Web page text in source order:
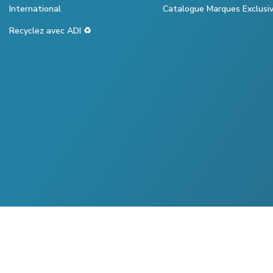
International
Recyclez avec ADI ♻️
Catalogue Marques